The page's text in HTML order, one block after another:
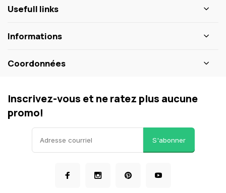
Usefull links
Informations
Coordonnées
Inscrivez-vous et ne ratez plus aucune
promo!
S'abonner